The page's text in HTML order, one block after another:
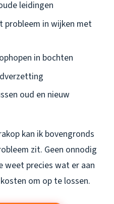
leidingen
in wijken met
in bochten
oud en nieuw
kan ik bovengronds
zit. Geen onnodig
weet precies wat er aan
om op te lossen.